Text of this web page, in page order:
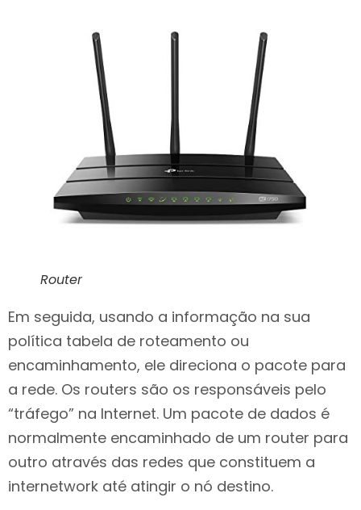
Router
Em seguida, usando a informação na sua
política tabela de roteamento ou
encaminhamento, ele direciona o pacote para
a rede. Os routers são os responsáveis pelo
“tráfego” na Internet. Um pacote de dados é
normalmente encaminhado de um router para
outro através das redes que constituem a
internetwork até atingir o nó destino.